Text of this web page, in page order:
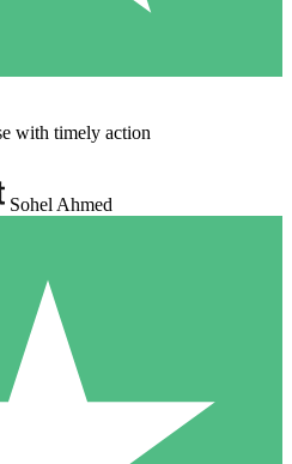
with timely action
Sohel Ahmed